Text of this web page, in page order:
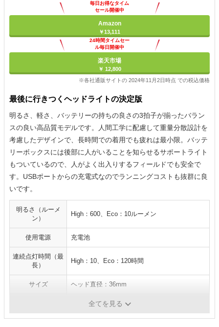
毎日お得なタイム
セール開催中
Amazon
￥13,111
24時間タイムセー
ル毎日開催中
楽天市場
￥ 12,800
※各社通販サイトの 2024年11月2日時点 での税込価格
最後に行きつくヘッドライトの決定版
明るさ、軽さ、バッテリーの持ちの良さの3拍子が揃ったバラン
スの良い高品質モデルです。人間工学に配慮して重量分散設計を
考慮したデザインで、長時間での着用でも疲れは最小限。バッテ
リーボックスには後部に人がいることを知らせるサポートライト
もついているので、人がよく出入りするフィールドでも安全で
す。USBポートからの充電式なのでランニングコストも抜群に良
いです。
明るさ（ルーメ
ン）
High：600、Eco：10ルーメン
使用電源 充電池
連続点灯時間（最
長）
High：10、Eco：120時間
サイズ ヘッド直径：36mm
全てを見る